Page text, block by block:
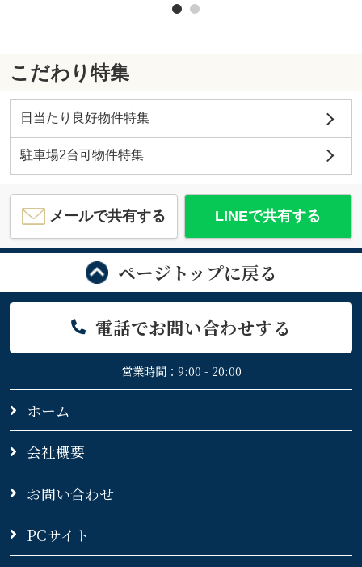
こだわり特集
日当たり良好物件特集
駐車場2台可物件特集
メールで共有する LINEで共有する
ページトップに戻る
電話でお問い合わせする
営業時間：9:00 - 20:00
ホーム
会社概要
お問い合わせ
PCサイト